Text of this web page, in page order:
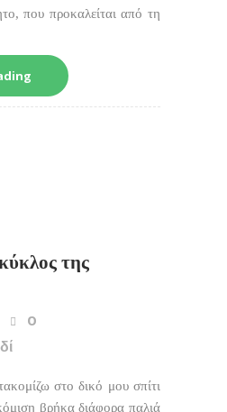
που προκαλείται από τη
της
0
στο δικό μου σπίτι
βρήκα διάφορα παλιά